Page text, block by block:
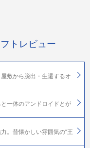
トレビュー
敷から脱出・生還するオ
一体のアンドロイドとが
。昔懐かしい雰囲気の“王